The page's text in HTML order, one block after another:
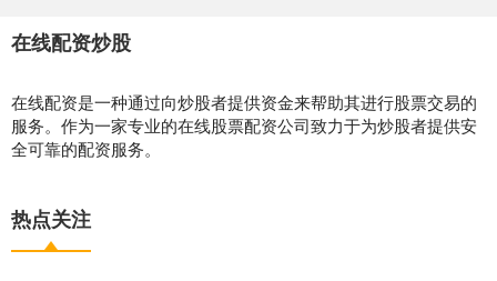
在线配资炒股
在线配资是一种通过向炒股者提供资金来帮助其进行股票交易的
服务。作为一家专业的在线股票配资公司致力于为炒股者提供安
全可靠的配资服务。
热点关注